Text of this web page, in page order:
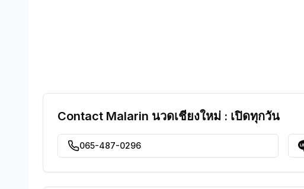
Contact Malarin นวดเชียงใหม่ : เปิดทุกวัน
065-487-0296